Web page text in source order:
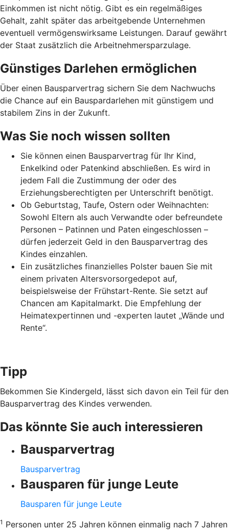
Einkommen ist nicht nötig. Gibt es ein regelmäßiges
Gehalt, zahlt später das arbeitgebende Unternehmen
eventuell vermögenswirksame Leistungen. Darauf gewährt
der Staat zusätzlich die Arbeitnehmer­spar­zulage.
Günstiges Darlehen ermöglichen
Über einen Bausparvertrag sichern Sie dem Nachwuchs
die Chance auf ein Bauspardarlehen mit günstigem und
stabilem Zins in der Zukunft.
Was Sie noch wissen sollten
Sie können einen Bausparvertrag für Ihr Kind,
Enkelkind oder Patenkind abschließen. Es wird in
jedem Fall die Zustimmung der oder des
Erziehungsberechtigten per Unterschrift benötigt.
Ob Geburtstag, Taufe, Ostern oder Weihnachten:
Sowohl Eltern als auch Verwandte oder befreundete
Personen – Patinnen und Paten eingeschlossen –
dürfen jederzeit Geld in den Bausparvertrag des
Kindes einzahlen.
Ein zusätzliches finanzielles Polster bauen Sie mit
einem privaten Altersvorsorgedepot auf,
beispielsweise der Frühstart-Rente. Sie setzt auf
Chancen am Kapitalmarkt. Die Empfehlung der
Heimatexpertinnen und -experten lautet „Wände und
Rente“.
Tipp
Bekommen Sie Kindergeld, lässt sich davon ein Teil für den
Bausparvertrag des Kindes verwenden.
Das könnte Sie auch interessieren
Bausparvertrag
Bausparvertrag
Bausparen für junge Leute
Bausparen für junge Leute
1 Personen unter 25 Jahren können einmalig nach 7 Jahren